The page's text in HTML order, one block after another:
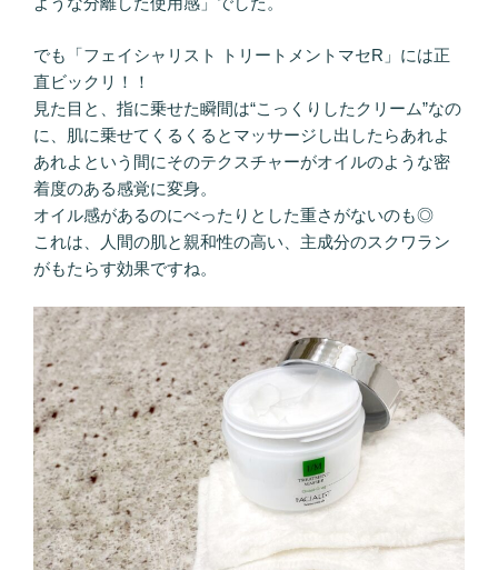
でも「フェイシャリスト トリートメントマセR」には正
直ビックリ！！
見た目と、指に乗せた瞬間は“こっくりしたクリーム”なの
に、肌に乗せてくるくるとマッサージし出したらあれよ
あれよという間にそのテクスチャーがオイルのような密
着度のある感覚に変身。
オイル感があるのにべったりとした重さがないのも◎
これは、人間の肌と親和性の高い、主成分のスクワラン
がもたらす効果ですね。